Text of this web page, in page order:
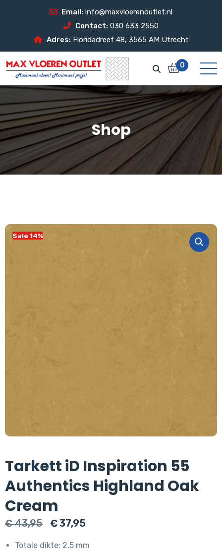
Email: info@maxvloerenoutlet.nl
Contact: 030 633 2550
Adres: Floridadreef 48, 3565 AM Utrecht
0
Shop
Sale 14%
Tarkett iD Inspiration 55
Authentics Highland Oak
Cream
€43,95
Oorspronkelijke
€37,95
Totale dikte: 2,5 mm